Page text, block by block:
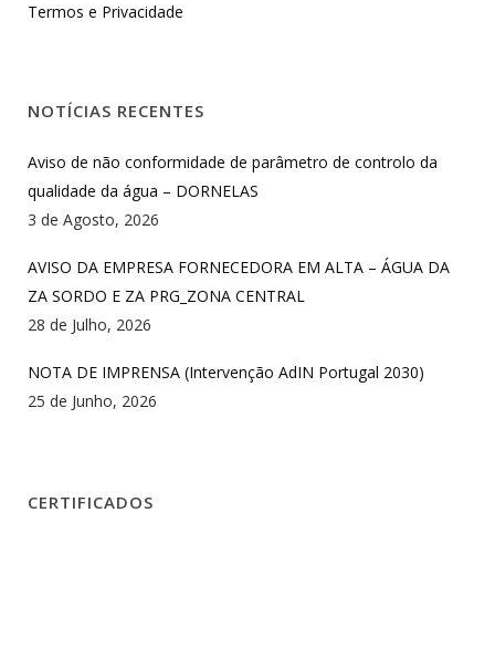
Termos e Privacidade
NOTÍCIAS RECENTES
Aviso de não conformidade de parâmetro de controlo da
qualidade da água – DORNELAS
3 de Agosto, 2026
AVISO DA EMPRESA FORNECEDORA EM ALTA – ÁGUA DA
ZA SORDO E ZA PRG_ZONA CENTRAL
28 de Julho, 2026
NOTA DE IMPRENSA (Intervenção AdIN Portugal 2030)
25 de Junho, 2026
CERTIFICADOS